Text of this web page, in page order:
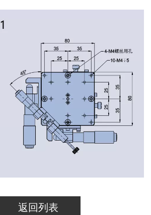
返回列表